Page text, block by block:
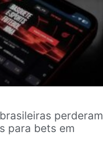
perderam
para bets em